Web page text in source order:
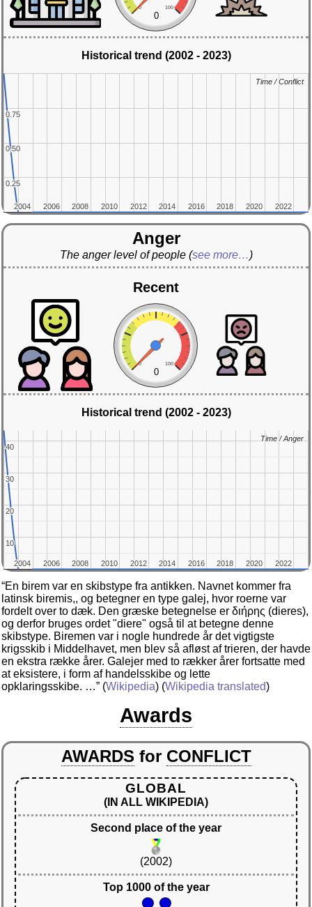
0 100
0
Historical trend (2002 - 2023)
2004
2004 2006
2006 2008
2008 2010
2010 2012
2012 2014
2014 2016
2016 2018
2018 2020
2020 2022
2022
0.25
0.25
0.50
0.50
0.75
0.75
Time / Conflict
Time / Conflict
Anger
The anger level of people (see more…)
Recent
0 100
0
Historical trend (2002 - 2023)
2004
2004 2006
2006 2008
2008 2010
2010 2012
2012 2014
2014 2016
2016 2018
2018 2020
2020 2022
2022
10
10
20
20
30
30
40
40
Time / Anger
Time / Anger
“En birem var en skibstype fra antikken. Navnet kommer fra
latinsk biremis,, og betegner en type galej, hvor roerne var
fordelt over to dæk. Den græske betegnelse er διήρης (dieres),
og derfor bruges ordet "diere" også til at betegne denne
skibstype. Biremen var i nogle hundrede år det vigtigste
krigsskib i Middelhavet, men blev så afløst af trieren, der havde
en ekstra række årer. Galejer med to rækker årer fortsatte med
at eksistere, i form af handelsskibe og lette
opklaringsskibe. …” (Wikipedia) (Wikipedia translated)
Awards
AWARDS for CONFLICT
GLOBAL
(IN ALL WIKIPEDIA)
Second place of the year
(2002)
Top 1000 of the year